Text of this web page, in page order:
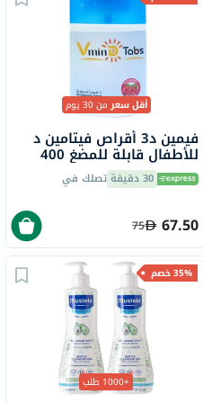
أقل سعرمن 30 يوم
فيمين د3 أقراص فيتامين د
للأطفال قابلة للمضغ 400
وحدة دولية بنكهة التوت،
حزمة من 60
30 دقيقة تصلك في
67.50
75
35% خصم
+1000 طلب